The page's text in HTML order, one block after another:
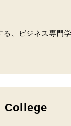
、ビジネス専門学
College